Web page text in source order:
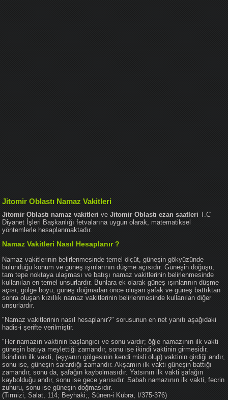
Jitomir Oblastı Namaz Vakitleri
Jitomir Oblastı namaz vakitleri veJitomir Oblastı ezan saatleri T.C
Diyanet İşleri Başkanlığı fetvalarına uygun olarak, matematiksel
yöntemlerle hesaplanmaktadır.
Namaz Vakitleri Nasıl Hesaplanır ?
Namaz vakitlerinin belirlenmesinde temel ölçüt, güneşin gökyüzünde
bulunduğu konum ve güneş ışınlarının düşme açısıdır. Güneşin doğuşu,
tam tepe noktaya ulaşması ve batışı namaz vakitlerinin belirlenmesinde
kullanılan en temel unsurlardır. Bunlara ek olarak güneş ışınlarının düşme
açısı, gölge boyu, güneş doğmadan önce oluşan şafak ve güneş battıktan
sonra oluşan kızıllık namaz vakitlerinin belirlenmesinde kullanılan diğer
unsurlardır.
"Namaz vakitlerinin nasıl hesaplanır?" sorusunun en net yanıtı aşağıdaki
hadis-i şerifte verilmiştir.
"Her namazın vaktinin başlangıcı ve sonu vardır; öğle namazının ilk vakti
güneşin batıya meylettiği zamandır, sonu ise ikindi vaktinin girmesidir.
İkindinin ilk vakti, (eşyanın gölgesinin kendi misli olup) vaktinin girdiği andır,
sonu ise, güneşin sarardığı zamandır. Akşamın ilk vakti güneşin battığı
zamandır, sonu da, şafağın kaybolmasıdır. Yatsının ilk vakti şafağın
kaybolduğu andır, sonu ise gece yarısıdır. Sabah namazının ilk vakti, fecrin
zuhuru, sonu ise güneşin doğmasıdır.
(Tirmizi, Salat, 114; Beyhaki;, Sünen-i Kübra, I/375-376)